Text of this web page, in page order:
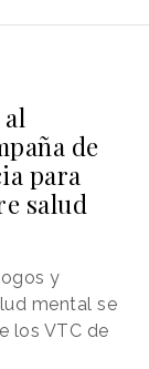
de
para
salud
y
mental se
los VTC de